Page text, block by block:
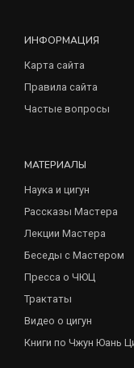
ИНФОРМАЦИЯ
Карта сайта
Правила сайта
Частые вопросы
МАТЕРИАЛЫ
Наука и цигун
Рассказы Мастера
Лекции Мастера
Беседы с Мастером
Пресса о ЧЮЦ
Трактаты
Видео о цигун
Книги по Чжун Юань